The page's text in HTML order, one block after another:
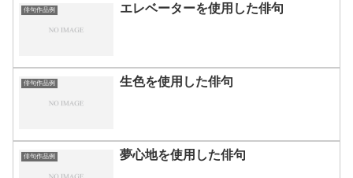
俳句作品例 エレベーターを使用した俳句
俳句作品例 生色を使用した俳句
俳句作品例 夢心地を使用した俳句